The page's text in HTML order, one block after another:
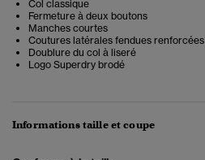
Col classique
Fermeture à deux boutons
Manches courtes
Coutures latérales fendues renforcées
Doublure du col à liseré
Logo Superdry brodé
Informations taille et coupe